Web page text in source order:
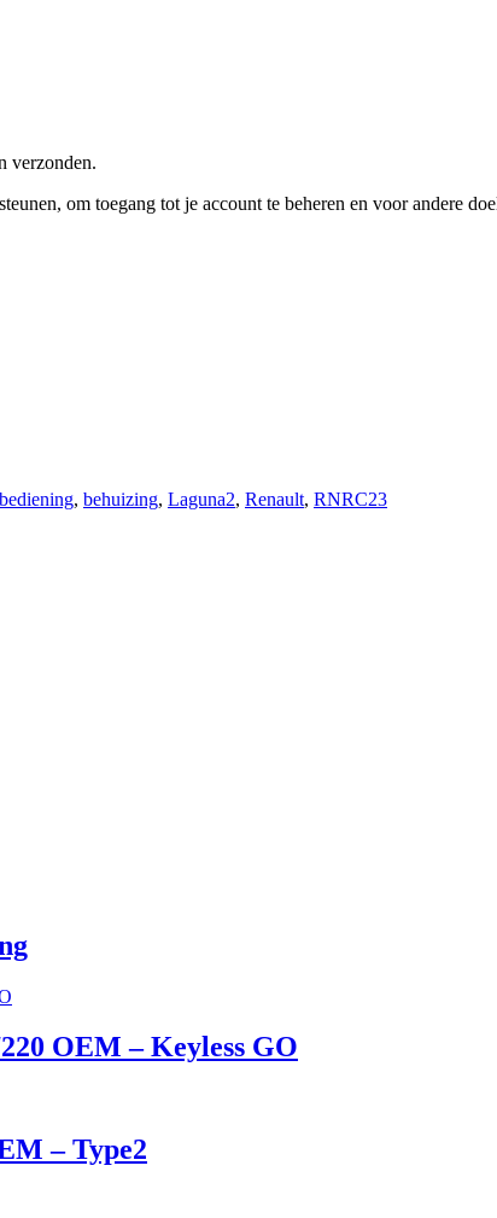
verzonden.
om toegang tot je account te beheren en voor andere
, behuizing, Laguna2, Renault, RNRC23
OEM – Keyless GO
– Type2